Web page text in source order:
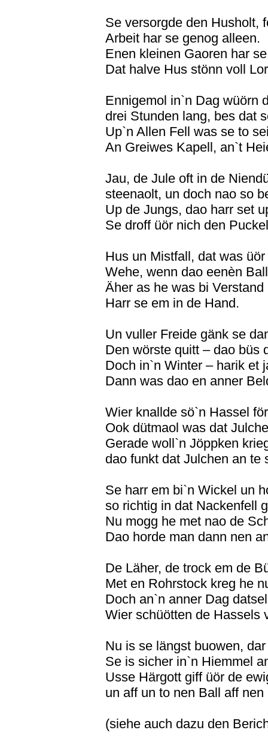
Se versorgde den Husholt,
Arbeit har se genog alleen.
Enen kleinen Gaoren har
Dat halve Hus stönn voll
Ennigemol in`n Dag wüörn
drei Stunden lang, bes dat
Up`n Allen Fell was se to
An Greiwes Kapell, an`t
Jau, de Jule oft in de
steenaolt, un doch nao so
Up de Jungs, dao harr set
Se droff üör nich den
Hus un Mistfall, dat was
Wehe, wenn dao eenèn
Äher as he was bi Verstand
Harr se em in de Hand.
Un vuller Freide gänk se
Den wörste quitt – dao büs
Doch in`n Winter – harik et
Dann was dao en anner
Wier knallde sö`n Hassel
Ook dütmaol was dat
Gerade woll`n Jöppken
dao funkt dat Julchen an te
Se harr em bi`n Wickel un
so richtig in dat Nackenfell
Nu mogg he met nao de
Dao horde man dann nen
De Läher, de trock em de
Met en Rohrstock kreg he
Doch an`n anner Dag
Wier schüötten de Hassels
Nu is se längst buowen,
Se is sicher in`n Hiemmel
Usse Härgott giff üör de
un aff un to nen Ball aff
(siehe auch dazu den